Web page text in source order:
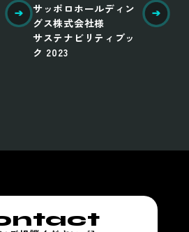
サッポロホールディン
グス株式会社様
サステナビリティブッ
ク 2023